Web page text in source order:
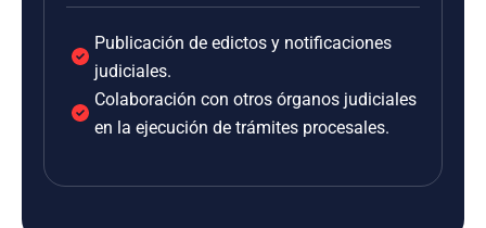
Publicación de edictos y notificaciones
judiciales.
Colaboración con otros órganos judiciales
en la ejecución de trámites procesales.